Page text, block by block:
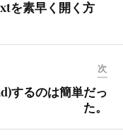
を素早く開く方
次
するのは簡単だっ
た。